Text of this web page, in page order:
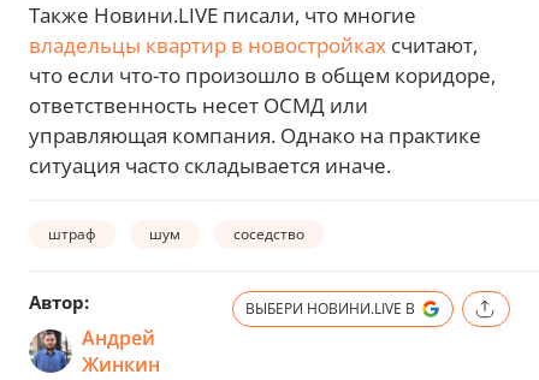
Также Новини.LIVE писали, что многие
владельцы квартир в новостройках считают,
что если что-то произошло в общем коридоре,
ответственность несет ОСМД или
управляющая компания. Однако на практике
ситуация часто складывается иначе.
штраф шум соседство
Автор:
Андрей
Жинкин
ВЫБЕРИ НОВИНИ.LIVE В